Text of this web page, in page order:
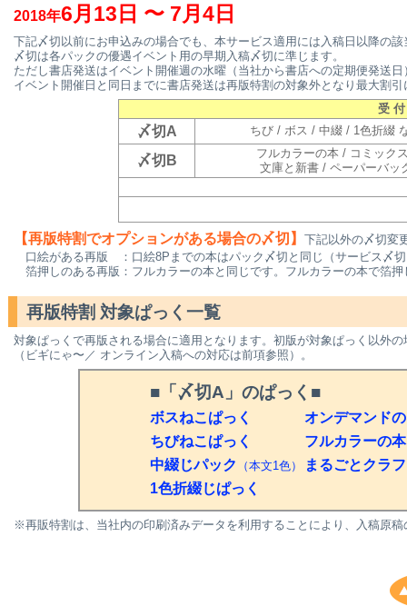
2018年6月13日 〜 7月4日
下記〆切以前にお申込みの場合でも、本サービス適用には入稿日以降の
〆切は各パックの優遇イベント用の早期入稿〆切に準じます。
ただし書店発送はイベント開催週の水曜（当社から書店への定期便発送
イベント開催日と同日までに書店発送は再版特割の対象外となり最大割
受
〆切A ちび / ボス / 中綴 / 1色折綴
〆切B
フルカラーの本 / コミック
文庫と新書 / ペーパーバッ
【再版特割でオプションがある場合の〆切】 下記以外の〆切変
口絵がある再版 ：口絵8Pまでの本はパック〆切と同じ（サービス〆
箔押しのある再版：フルカラーの本と同じです。フルカラーの本で箔
再版特割 対象ぱっく一覧
対象ぱっくで再版される場合に適用となります。初版が対象ぱっく以外
（ビギにゃ〜／ オンライン入稿への対応は前項参照）。
■「〆切A」のぱっく■
ボスねこぱっく
オンデマンド
ちびねこぱっく
フルカラーの
中綴じパック （本文1色）
まるごとクラ
1色折綴じぱっく
※再販特割は、当社内の印刷済みデータを利用することにより、入稿原